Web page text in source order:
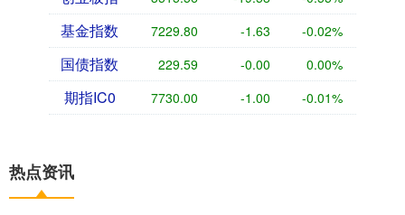
基金指数 7229.80 -1.63 -0.02%
国债指数 229.59 -0.00 0.00%
期指IC0 7730.00 -1.00 -0.01%
热点资讯